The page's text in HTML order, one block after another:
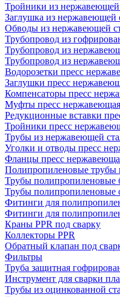
Тройники из нержавеющей
Заглушка из нержавеющей
Обводы из нержавеющей
Трубопровод из
Трубопровод из
Трубопровод из
Водорозетки пресс
Заглушки пресс
Компенсаторы пресс
Муфты пресс нержавеющая
Редукционные вставки
Тройники пресс
Трубы из нержавеющей
Уголки и отводы пресс
Фланцы пресс
Полипропиленовые трубы
Трубы полипропиленовые
Трубы полипропиленовые
Фитинги для
Фитинги для
Краны PPR под сварку
Коллекторы PPR
Обратный клапан под
Фильтры
Труба защитная
Инструмент для сварки
Трубы из оцинкованной